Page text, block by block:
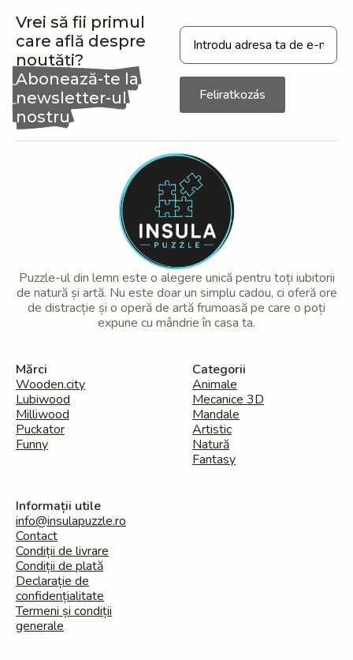
Vrei să fii primul
care află despre
noutăți?
Abonează-te la
newsletter-ul
nostru
Feliratkozás
Puzzle-ul din lemn este o alegere unică pentru toți iubitorii
de natură și artă. Nu este doar un simplu cadou, ci oferă ore
de distracție și o operă de artă frumoasă pe care o poți
expune cu mândrie în casa ta.
Mărci
Wooden.city
Lubiwood
Milliwood
Puckator
Funny
Categorii
Animale
Mecanice 3D
Mandale
Artistic
Natură
Fantasy
Informații utile
info@insulapuzzle.ro
Contact
Condiții de livrare
Condiții de plată
Declarație de
confidențialitate
Termeni și condiții
generale